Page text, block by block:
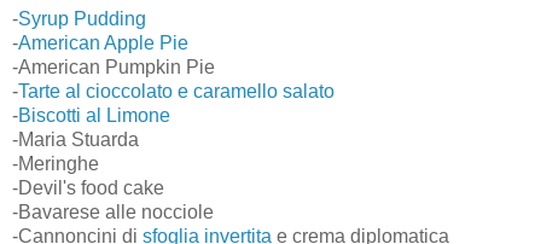
-Syrup Pudding
-American Apple Pie
-American Pumpkin Pie
-Tarte al cioccolato e caramello salato
-Biscotti al Limone
-Maria Stuarda
-Meringhe
-Devil's food cake
-Bavarese alle nocciole
-Cannoncini di sfoglia invertita e crema diplomatica